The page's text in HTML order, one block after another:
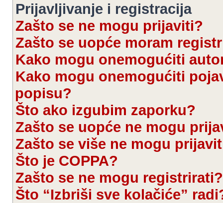
Prijavljivanje i registracija
Zašto se ne mogu prijaviti?
Zašto se uopće moram
Kako mogu onemogućiti
Kako mogu onemogućiti
popisu?
Što ako izgubim zaporku?
Zašto se uopće ne mogu
Zašto se više ne mogu
Što je COPPA?
Zašto se ne mogu registrirati?
Što “Izbriši sve kolačiće”